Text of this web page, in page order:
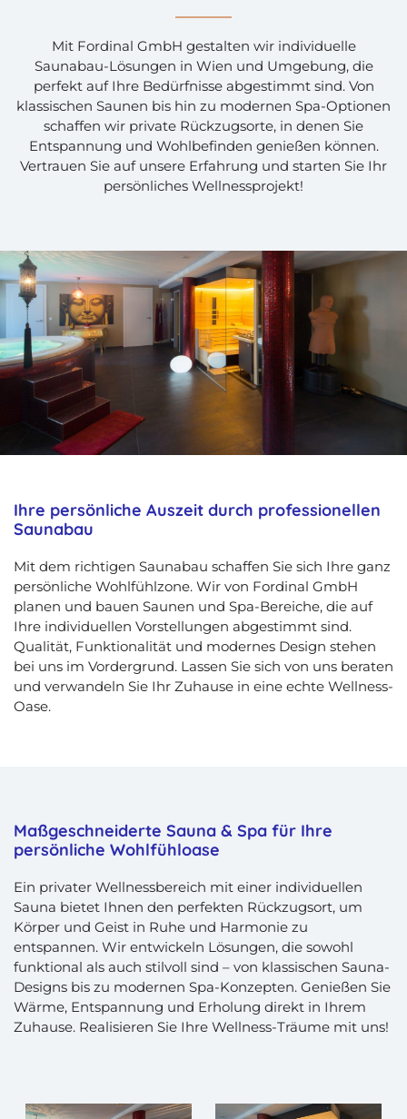
Mit Fordinal GmbH gestalten wir individuelle
Saunabau-Lösungen in Wien und Umgebung, die
perfekt auf Ihre Bedürfnisse abgestimmt sind. Von
klassischen Saunen bis hin zu modernen Spa-Optionen
schaffen wir private Rückzugsorte, in denen Sie
Entspannung und Wohlbefinden genießen können.
Vertrauen Sie auf unsere Erfahrung und starten Sie Ihr
persönliches Wellnessprojekt!
Ihre persönliche Auszeit durch professionellen
Saunabau
Mit dem richtigen Saunabau schaffen Sie sich Ihre ganz
persönliche Wohlfühlzone. Wir von Fordinal GmbH
planen und bauen Saunen und Spa-Bereiche, die auf
Ihre individuellen Vorstellungen abgestimmt sind.
Qualität, Funktionalität und modernes Design stehen
bei uns im Vordergrund. Lassen Sie sich von uns beraten
und verwandeln Sie Ihr Zuhause in eine echte Wellness-
Oase.
Maßgeschneiderte Sauna & Spa für Ihre
persönliche Wohlfühloase
Ein privater Wellnessbereich mit einer individuellen
Sauna bietet Ihnen den perfekten Rückzugsort, um
Körper und Geist in Ruhe und Harmonie zu
entspannen. Wir entwickeln Lösungen, die sowohl
funktional als auch stilvoll sind – von klassischen Sauna-
Designs bis zu modernen Spa-Konzepten. Genießen Sie
Wärme, Entspannung und Erholung direkt in Ihrem
Zuhause. Realisieren Sie Ihre Wellness-Träume mit uns!